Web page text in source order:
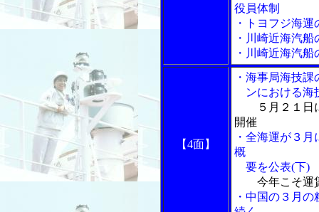
役員体制
・トヨフジ海
・川崎近海汽
・川崎近海汽
【4面】
・海事局海技
ンにおける海
５月２１
開催
・全海運が３
概
要を公表(下)
今年こそ運
・中国の３月